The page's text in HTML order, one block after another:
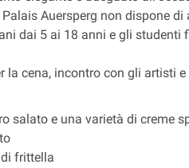
Auersperg non dispone di
dai 5 ai 18 anni e gli
cena, incontro con gli artisti
salato e una varietà di creme
frittella